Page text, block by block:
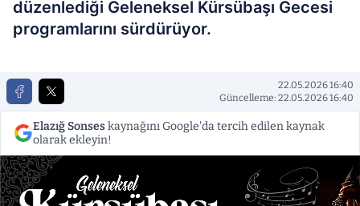
düzenlediği Geleneksel Kürsübaşı Gecesi
programlarını sürdürüyor.
22.05.2026 16:40
Güncelleme: 22.05.2026 16:40
Elazığ Sonseskaynağını Google'da tercih edilen kaynak
olarak ekleyin!